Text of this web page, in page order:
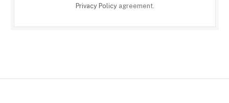
Privacy Policyagreement.